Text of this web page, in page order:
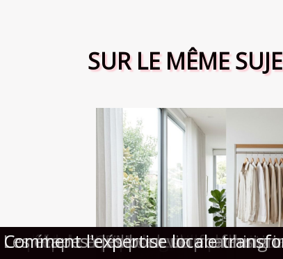
SUR LE MÊME
Dressing minimaliste : quand
Comment les services à domicile
Techniques pour organiser vos
Comment choisir le meilleur
Le pack boost pour votre permis :
Le rôle des CRM dans la
Les répercussions des amendes
Comment équilibrer vie
Les étapes clés pour un coaching
Comment l'expertise locale